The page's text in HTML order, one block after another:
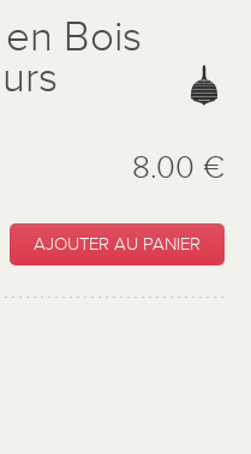
Bois
8.00 €
AJOUTER AU PANIER